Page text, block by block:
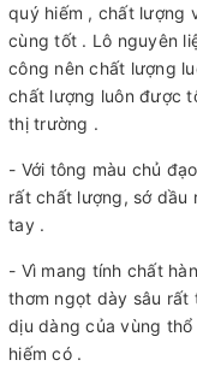
quý hiếm , chất lượng
cùng tốt . Lô nguyên
công nên chất lượng
chất lượng luôn được
thị trường .
- Với tông màu chủ
rất chất lượng, sớ dầu
tay .
- Vì mang tính chất
thơm ngọt dày sâu rất
dịu dàng của vùng
hiếm có .